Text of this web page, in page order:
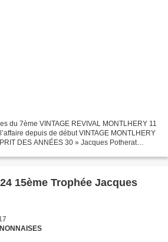
du 7ème VINTAGE REVIVAL MONTLHERY 11
depuis de début VINTAGE MONTLHERY
DES ANNÉES 30 » Jacques Potherat
15ème Trophée Jacques